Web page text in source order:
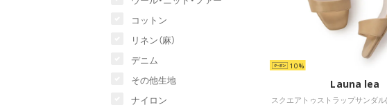
コットン
リネン（麻）
デニム
その他生地
ナイロン
10
Launa lea